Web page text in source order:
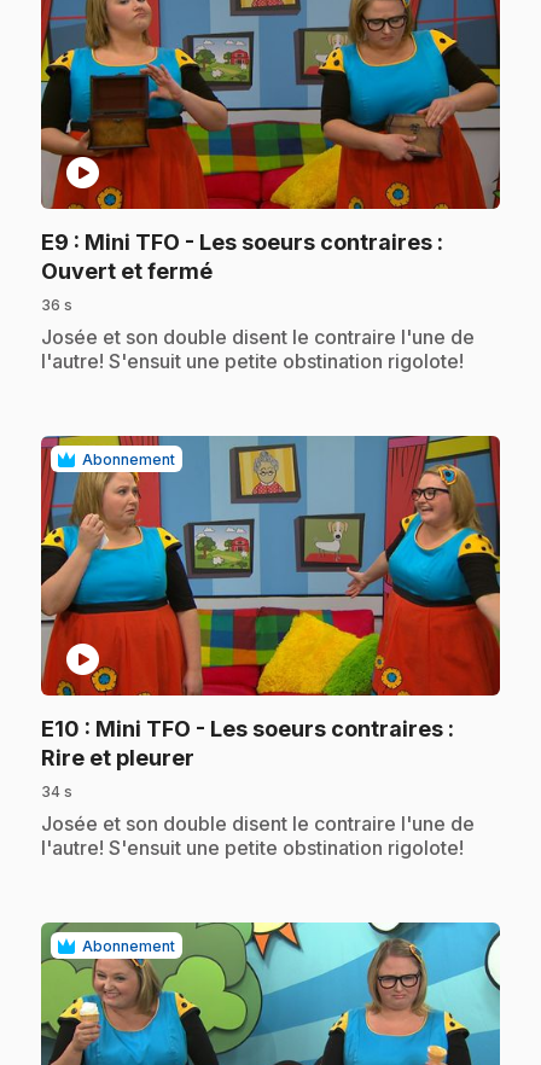
play_circle
E9 : Mini TFO - Les soeurs contraires :
Ouvert et fermé.
36 s
.Josée et son double disent le contraire l'une de
l'autre! S'ensuit une petite obstination rigolote!
Abonnement
play_circle
E10 : Mini TFO - Les soeurs contraires :
Rire et pleurer
34 s
.Josée et son double disent le contraire l'une de
l'autre! S'ensuit une petite obstination rigolote!
Abonnement